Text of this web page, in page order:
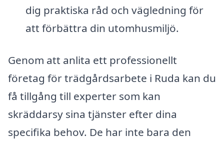
dig praktiska råd och vägledning för
att förbättra din utomhusmiljö.
Genom att anlita ett professionellt
företag för trädgårdsarbete i Ruda kan du
få tillgång till experter som kan
skräddarsy sina tjänster efter dina
specifika behov. De har inte bara den